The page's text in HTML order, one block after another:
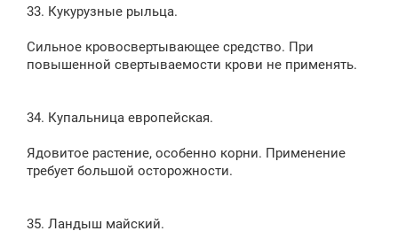
33. Кукурузные рыльца.
Сильное кровосвертывающее средство. При
повышенной свертываемости крови не применять.
34. Купальница европейская.
Ядовитое растение, особенно корни. Применение
требует большой осторожности.
35. Ландыш майский.